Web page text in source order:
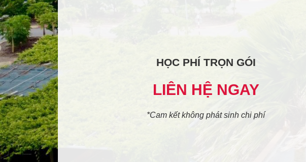
HỌC PHÍ TRỌN GÓI
LIÊN HỆ NGAY
*Cam kết không phát sinh chi phí